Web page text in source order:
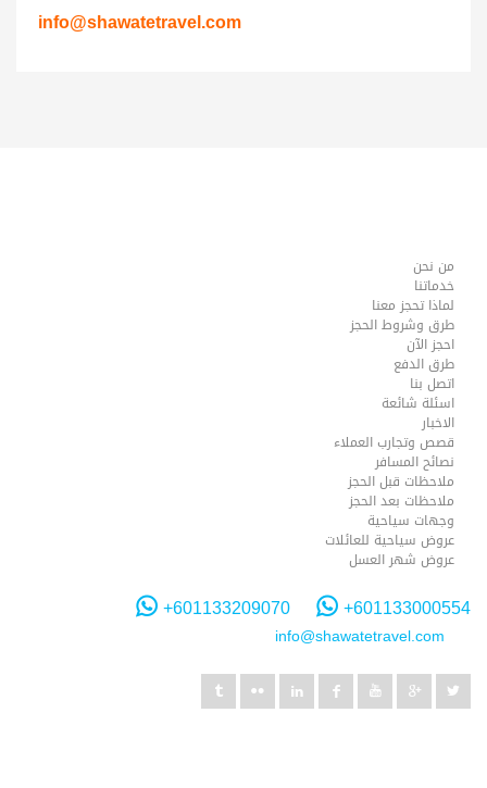
info@shawatetravel.com
من نحن
خدماتنا
لماذا تحجز معنا
طرق وشروط الحجز
احجز الآن
طرق الدفع
اتصل بنا
اسئلة شائعة
الاخبار
قصص وتجارب العملاء
نصائح المسافر
ملاحظات قبل الحجز
ملاحظات بعد الحجز
وجهات سياحية
عروض سياحية للعائلات
عروض شهر العسل
+601133000554
+601133209070
info@shawatetravel.com